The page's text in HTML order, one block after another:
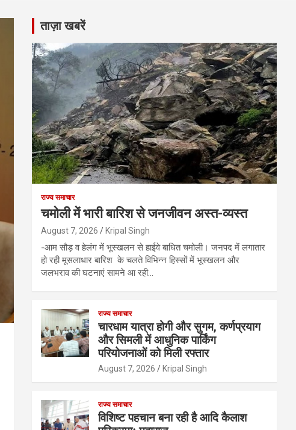
ताज़ा खबरें
राज्य समाचार
चमोली में भारी बारिश से जनजीवन अस्त-व्यस्त
August 7, 2026 Kripal Singh
-आम सौड़ व हेलंग में भूस्खलन से हाईवे बाधित चमोली। जनपद में लगातार
हो रही मूसलाधार बारिश के चलते विभिन्न हिस्सों में भूस्खलन और
जलभराव की घटनाएं सामने आ रही…
राज्य समाचार
चारधाम यात्रा होगी और सुगम, कर्णप्रयाग
और सिमली में आधुनिक पार्किंग
परियोजनाओं को मिली रफ्तार
August 7, 2026 Kripal Singh
राज्य समाचार
विशिष्ट पहचान बना रही है आदि कैलाश